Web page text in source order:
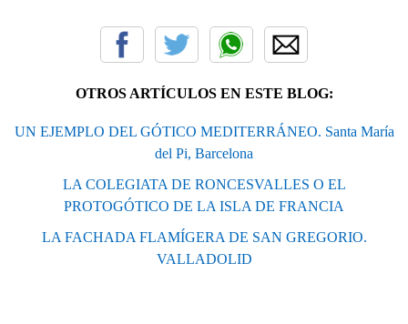
OTROS ARTÍCULOS EN ESTE BLOG:
UN EJEMPLO DEL GÓTICO MEDITERRÁNEO. Santa María
del Pi, Barcelona
LA COLEGIATA DE RONCESVALLES O EL
PROTOGÓTICO DE LA ISLA DE FRANCIA
LA FACHADA FLAMÍGERA DE SAN GREGORIO.
VALLADOLID